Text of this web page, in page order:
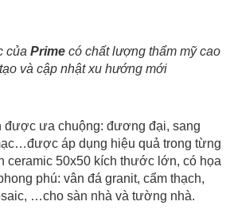
của Primecó chất lượng thẩm mỹ cao
và cập nhật xu hướng mới
ưa chuộng: đương đại, sang
áp dụng hiệu quả trong từng
ceramic 50x50 kích thước lớn, có họa
phú: vân đá granit, cẩm thạch,
…cho sàn nhà và tường nhà.